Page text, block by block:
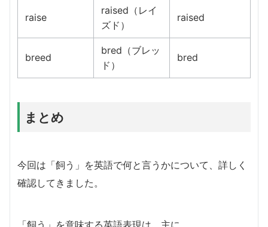
raise
raised（レイ
ズド）
raised
breed
bred（ブレッ
ド）
bred
まとめ
今回は「飼う」を英語で何と言うかについて、詳しく
確認してきました。
「飼う」を意味する英語表現は、主に